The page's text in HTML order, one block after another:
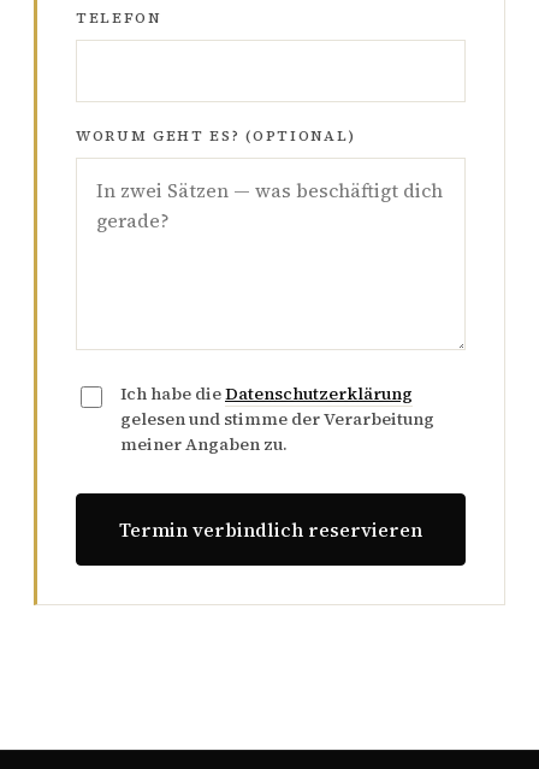
TELEFON
WORUM GEHT ES? (OPTIONAL)
Ich habe dieDatenschutzerklärung
gelesen und stimme der Verarbeitung
meiner Angaben zu.
Termin verbindlich reservieren